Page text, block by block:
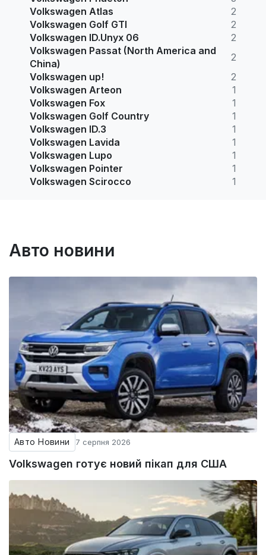
Volkswagen Atlas
2
Volkswagen Golf GTI
2
Volkswagen ID.Unyx 06
2
Volkswagen Passat (North America and
China)
2
Volkswagen up!
2
Volkswagen Arteon
1
Volkswagen Fox
1
Volkswagen Golf Country
1
Volkswagen ID.3
1
Volkswagen Lavida
1
Volkswagen Lupo
1
Volkswagen Pointer
1
Volkswagen Scirocco
1
Авто новини
Авто Новини 7 серпня 2026
Volkswagen готує новий пікап для США